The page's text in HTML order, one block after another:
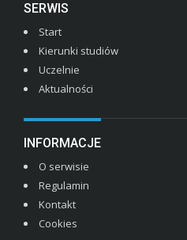
SERWIS
Start
Kierunki studiów
Uczelnie
Aktualności
INFORMACJE
O serwisie
Regulamin
Kontakt
Cookies